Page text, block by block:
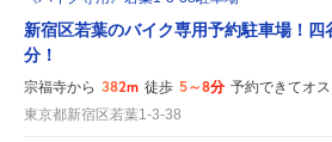
新宿区若葉のバイク専用予約駐車場！四
分！
宗福寺から 382m 徒歩 5～8分 予約できてオス
東京都新宿区若葉1-3-38